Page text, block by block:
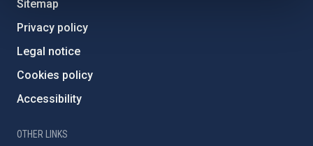
Sitemap
Privacy policy
Legal notice
Cookies policy
Accessibility
OTHER LINKS